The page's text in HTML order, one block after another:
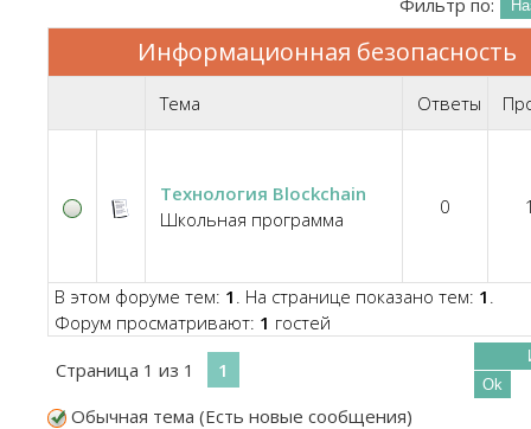
Фильтр по:
Информационная безопасность
Тема Ответы
Технология Blockchain
Школьная программа
0
В этом форуме тем: 1 . На странице показано тем: 1 .
Форум просматривают: 1 гостей
Страница 1 из 1
1
Обычная тема (Есть новые сообщения)